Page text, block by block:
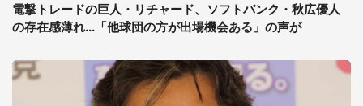
電撃トレードの巨人・リチャード、ソフトバンク・秋広優人
の存在感薄れ...「他球団の方が出場機会ある」の声が